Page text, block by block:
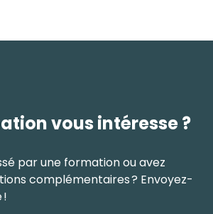
vous intéresse ?
par une formation ou avez
complémentaires ? Envoyez-
!